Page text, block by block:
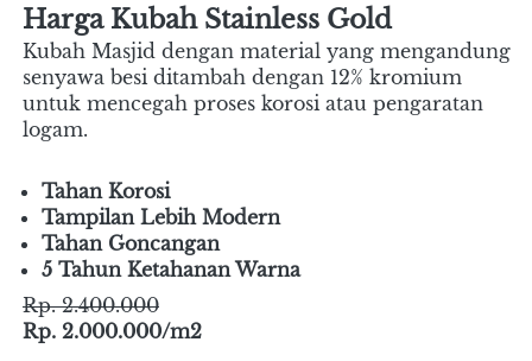
Harga Kubah Stainless Gold
Kubah Masjid dengan material yang mengandung
untuk mencegah proses korosi atau pengaratan
logam.
Tahan Korosi
Tampilan Lebih Modern
Tahan Goncangan
5 Tahun Ketahanan Warna